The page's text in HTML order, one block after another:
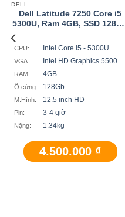
Add
to
wishlist
DELL
Dell Latitude 7250 Core i5
5300U, Ram 4GB, SSD 128GB
4.500.000 ₫
CPU: Intel Core i5 - 5300U
VGA: Intel HD Graphics 5500
RAM: 4GB
Ổ cứng: 128Gb
M.Hình: 12.5 inch HD
Pin: 3-4 giờ
Nặng: 1.34kg